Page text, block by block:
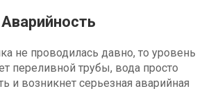
Аварийность
не проводилась давно, то уровень
переливной трубы, вода просто
и возникнет серьезная аварийная